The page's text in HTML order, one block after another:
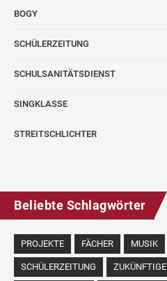
BOGY
SCHÜLERZEITUNG
SCHULSANITÄTSDIENST
SINGKLASSE
STREITSCHLICHTER
Beliebte Schlagwörter
PROJEKTE FÄCHER MUSIK
SCHÜLERZEITUNG ZUKÜNFTIGE